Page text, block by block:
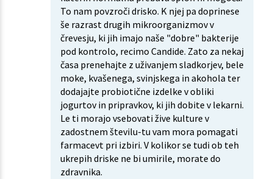
To nam povzroči drisko. K njej pa doprinese
še razrast drugih mikroorganizmov v
črevesju, ki jih imajo naše "dobre" bakterije
pod kontrolo, recimo Candide. Zato za nekaj
časa prenehajte z uživanjem sladkorjev, bele
moke, kvašenega, svinjskega in akohola ter
dodajajte probiotične izdelke v obliki
jogurtov in pripravkov, ki jih dobite v lekarni.
Le ti morajo vsebovati žive kulture v
zadostnem številu-tu vam mora pomagati
farmacevt pri izbiri. V kolikor se tudi ob teh
ukrepih driske ne bi umirile, morate do
zdravnika.